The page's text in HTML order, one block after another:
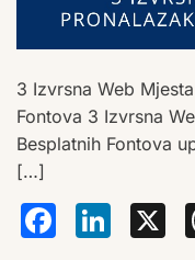
3 Izvrsna Web
Fontova 3 Izvrsna
Besplatnih Fontova
[…]